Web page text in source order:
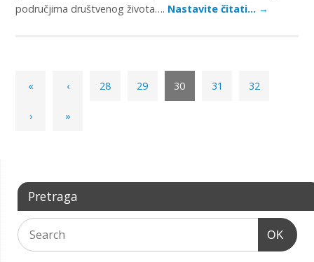
područjima društvenog života…. Nastavite čitati… →
« ‹ 28 29 30 31 32
› »
Pretraga
OK